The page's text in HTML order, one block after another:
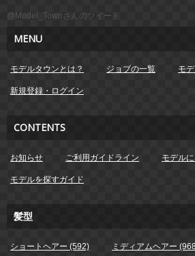
@Model_Townさんのツイート
MENU
モデルタウンとは？ ジョブの一覧 モ
新規登録・ログイン
CONTENTS
お知らせ ご利用ガイドライン モデル
モデルを探すガイド
髪型
ショートヘアー (592) ミディアムヘアー